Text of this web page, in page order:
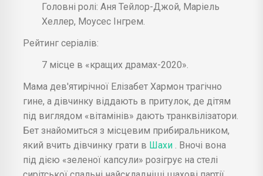
Головні ролі: Аня Тейлор-Джой, Маріель
Хеллер, Моусес Інгрем.
Рейтинг серіалів:
7 місце в «кращих драмах-2020».
Мама дев'ятирічної Елізабет Хармон трагічно
гине, а дівчинку віддають в притулок, де дітям
під виглядом «вітамінів» дають транквілізатори.
Бет знайомиться з місцевим прибиральником,
який вчить дівчинку грати в Шахи
. Вночі вона
під дією «зеленої капсули» розігрує на стелі